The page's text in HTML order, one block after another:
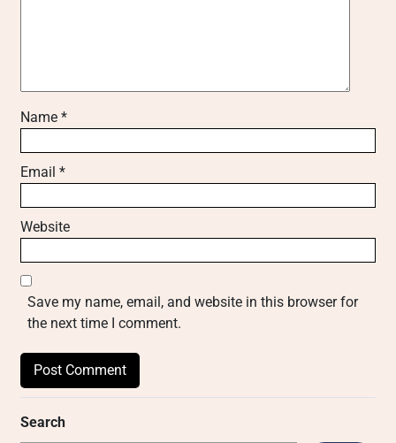
Name*
Email*
Website
Save my name, email, and website in this browser for
the next time I comment.
Search